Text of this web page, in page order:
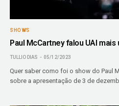
SHOWS
Paul McCartney falou UAI mais
TULLIO DIAS 05/12/2023
Quer saber como foi o show do Paul
sobre a apresentação de 3 de